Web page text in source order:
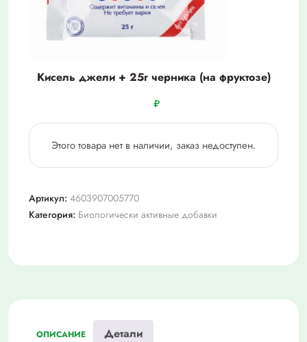
Кисель джели + 25г черника (на фруктозе)
₽
Этого товара нет в наличии, заказ недоступен.
Артикул: 4603907005770
Категория: Биологически активные добавки
ОПИСАНИЕ Детали